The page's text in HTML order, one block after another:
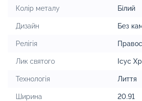
Колір металу Білий
Дизайн Без
Релігія
Лик святого Ісус
Технологія Лиття
Ширина 20.91